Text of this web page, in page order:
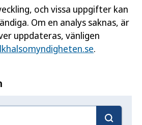
och vissa uppgifter kan
Om en analys saknas, är
uppdateras, vänligen
.